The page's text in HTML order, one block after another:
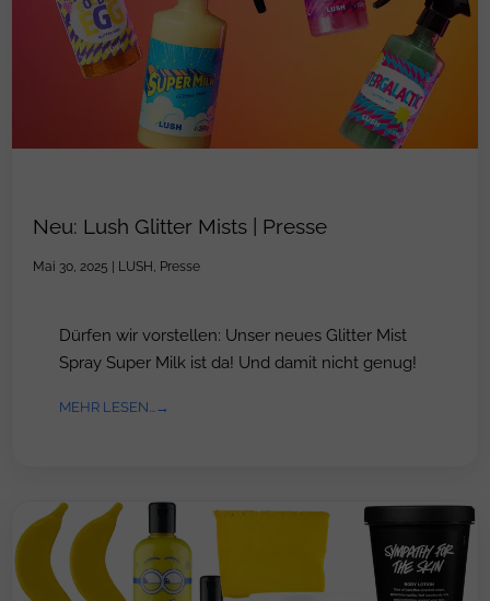
Neu: Lush Glitter Mists | Presse
Mai 30, 2025 LUSH , Presse
Dürfen wir vorstellen: Unser neues Glitter Mist
Spray Super Milk ist da! Und damit nicht genug!
MEHR LESEN...